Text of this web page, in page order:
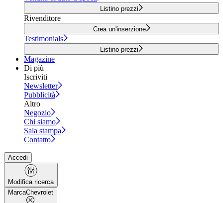
Listino prezzi
Rivenditore
Crea un'inserzione
Testimonials
Listino prezzi
Magazine
Di più
Iscriviti
Newsletter
Pubblicità
Altro
Negozio
Chi siamo
Sala stampa
Contatto
Accedi
Modifica ricerca
MarcaChevrolet